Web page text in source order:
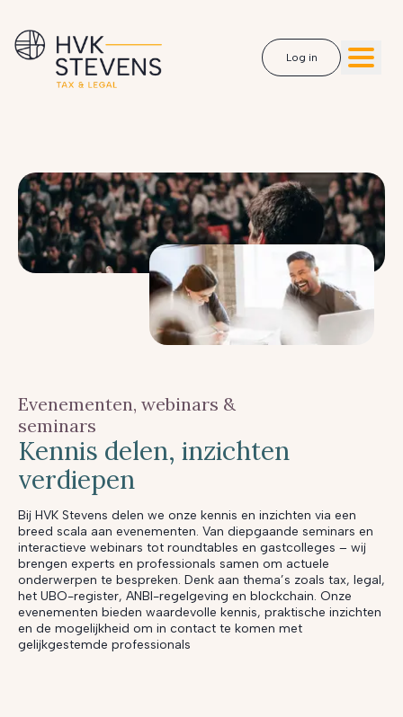
Log in
Evenementen, webinars &
seminars
Kennis delen, inzichten
verdiepen
Bij HVK Stevens delen we onze kennis en inzichten via een
breed scala aan evenementen. Van diepgaande seminars en
interactieve webinars tot roundtables en gastcolleges – wij
brengen experts en professionals samen om actuele
onderwerpen te bespreken. Denk aan thema’s zoals tax, legal,
het UBO-register, ANBI-regelgeving en blockchain. Onze
evenementen bieden waardevolle kennis, praktische inzichten
en de mogelijkheid om in contact te komen met
gelijkgestemde professionals